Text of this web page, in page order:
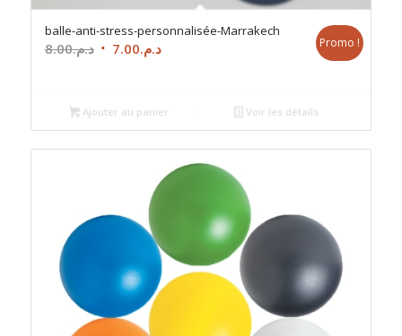
balle-anti-stress-personnalisée-Marrakech
د.م.8.00
Le
était :
د.م.8.00.
د.م.7.00
Le
est :
د.م.7.00.
Promo !
Ajouter au panier Voir les détails